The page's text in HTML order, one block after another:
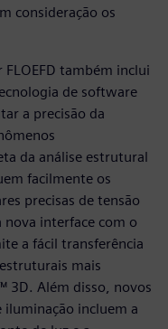
consideração os
também inclui
de software
a precisão da
da análise estrutural
facilmente os
precisas de tensão
nova interface com o
a fácil transferência
mais
3D. Além disso, novos
iluminação incluem a